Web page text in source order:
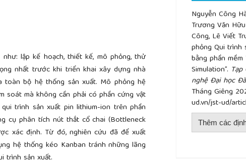
lập kế hoạch, thiết kế, mô phỏng, thử
nhất trước khi triển khai xây dựng nhà
bộ hệ thống sản xuất. Mô phỏng hệ
mà không cần phải có phần cứng vật
trình sản xuất pin lithium-ion trên phần
cụ phân tích nút thắt cổ chai (Bottleneck
xác định. Từ đó, nghiên cứu đã để xuất
hệ thống kéo Kanban tránh những lãng
trình sản xuất.
Nguyễn Công
Trương Văn
Công, Lê Viết
phỏng Qui trình
bằng phần
Simulation”.
nghệ Đại học
Tháng Giêng
ud.vn/jst-ud/
Thêm các